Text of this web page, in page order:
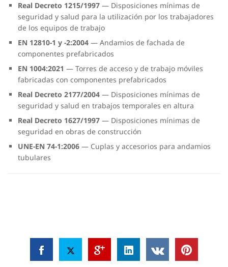
Real Decreto 1215/1997 — Disposiciones mínimas de
seguridad y salud para la utilización por los trabajadores
de los equipos de trabajo
EN 12810-1 y -2:2004 — Andamios de fachada de
componentes prefabricados
EN 1004:2021 — Torres de acceso y de trabajo móviles
fabricadas con componentes prefabricados
Real Decreto 2177/2004 — Disposiciones mínimas de
seguridad y salud en trabajos temporales en altura
Real Decreto 1627/1997 — Disposiciones mínimas de
seguridad en obras de construcción
UNE-EN 74-1:2006 — Cuplas y accesorios para andamios
tubulares